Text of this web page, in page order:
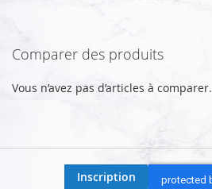
Comparer des produits
Vous n’avez pas d’articles à comparer.
Inscription